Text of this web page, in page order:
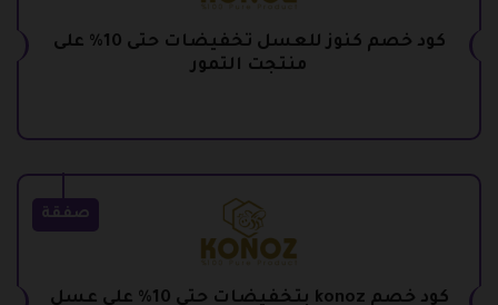
كود خصم كنوز للعسل تخفيضات حتى 10% على
منتجت التمور
صفقة
كود خصم konoz بتخفيضات حتى 10% على عسل